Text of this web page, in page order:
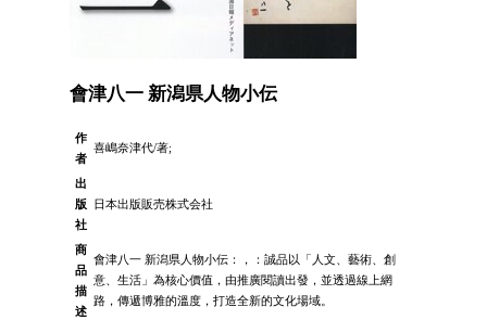
會津八一 新潟県人物小伝
作
者
喜嶋奈津代/著;
出
版
社
日本出版販売株式会社
商
品
描
述
會津八一 新潟県人物小伝：，：誠品以「人文、藝術、創
意、生活」為核心價值，由推廣閱讀出發，並透過線上網
路，傳遞博雅的溫度，打造全新的文化場域。